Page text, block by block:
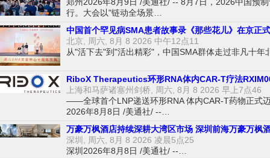
郑州2026年8月9日 /美通社/ -- 8月7日，2026中国预
行。大会以"链动全场景…
中国首个罕见病SMA患者故事录《那些花儿》在京正
北京, 周六, 8月 8 2026 中午12点11
从"活下去"到"活出精彩"，中国SMA群体走过非凡十
RiboX Therapeutics环形RNA体内CAR-T疗法
上海和马萨诸塞州剑桥, 周六, 8月 8 2026 早上7点46
——全球首个LNP递送环形RNA 体内CAR-T药物正式
2026年8月8日 /美通社/ --…
万豪万枫酒店持续深耕大湾区市场 深圳前海万豪万枫
深圳, 周六, 8月 8 2026 凌晨5点25
深圳2026年8月8日 /美通社/ --…